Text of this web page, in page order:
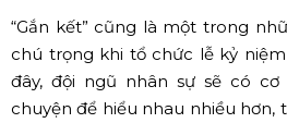
“Gắn kết” cũng là một trong
chú trọng khi tổ chức lễ kỷ
đây, đội ngũ nhân sự sẽ có
chuyện để hiểu nhau nhiều